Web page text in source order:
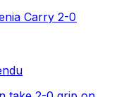
Carry 2-0